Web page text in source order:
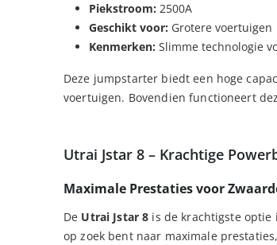
Piekstroom: 2500A
Geschikt voor: Grotere voertuigen
Kenmerken: Slimme technologie
Deze jumpstarter biedt een hoge
voertuigen. Bovendien functioneert
Utrai Jstar 8 – Krachtige
Maximale Prestaties voor
De Utrai Jstar 8 is de krachtigste optie
op zoek bent naar maximale